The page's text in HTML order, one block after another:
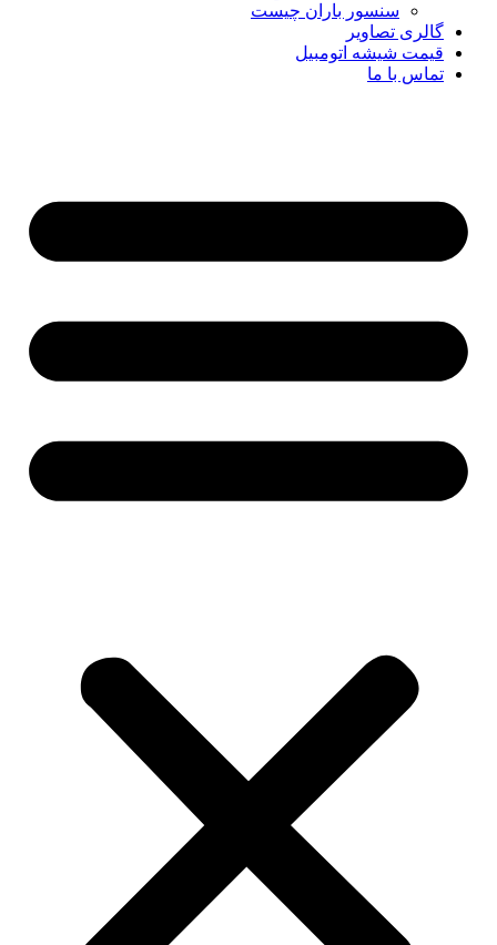
سنسور باران چیست
گالری تصاویر
قیمت شیشه اتومبیل
تماس با ما